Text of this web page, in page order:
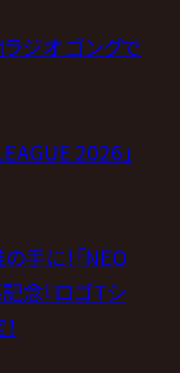
ラジオ ゴングで
2026」
手に！「NEO
念『ロゴTシ